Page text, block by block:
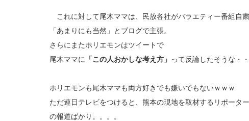
これに対して尾木ママは、民放各社がバラエティー番組自
「あまりにも当然」とブログで主張。
さらにまたホリエモンはツイートで
尾木ママに
「この人おかしな考え方」 って反論したそうな・・
ホリエモンも尾木ママも両方好きでも嫌いでもないｗｗｗ
ただ連日テレビをつけると、熊本の現地を取材するリポータ
の報道ばかり。。。。